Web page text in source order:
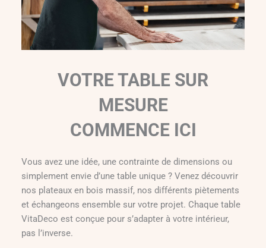
VOTRE TABLE SUR
MESURE
COMMENCE ICI
Vous avez une idée, une contrainte de dimensions ou
simplement envie d’une table unique ? Venez découvrir
nos plateaux en bois massif, nos différents piètements
et échangeons ensemble sur votre projet. Chaque table
VitaDeco est conçue pour s’adapter à votre intérieur,
pas l’inverse.